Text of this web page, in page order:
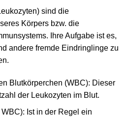
sind die
Körpers bzw. die
Ihre Aufgabe ist es,
andere fremde Eindringlinge zu
Blutkörperchen (WBC): Dieser
der Leukozyten im Blut.
Ist in der Regel ein